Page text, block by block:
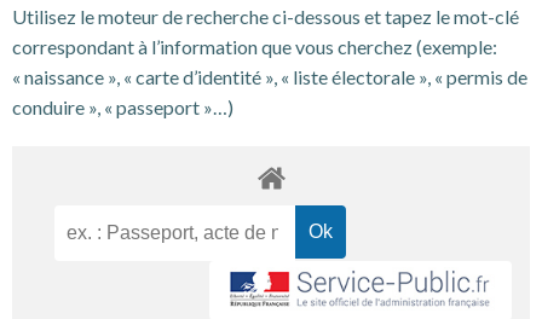
Utilisez le moteur de recherche ci-dessous et tapez le mot-clé
correspondant à l’information que vous cherchez (exemple:
« naissance », « carte d’identité », « liste électorale », « permis de
conduire », « passeport »…)